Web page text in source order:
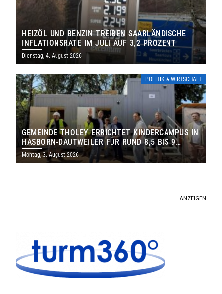
HEIZÖL UND BENZIN TREIBEN SAARLÄNDISCHE
INFLATIONSRATE IM JULI AUF 3,2 PROZENT
Dienstag, 4. August 2026
POLITIK & WIRTSCHAFT
GEMEINDE THOLEY ERRICHTET KINDERCAMPUS IN
HASBORN-DAUTWEILER FÜR RUND 8,5 BIS 9
MILLIONEN EURO
Montag, 3. August 2026
ANZEIGEN